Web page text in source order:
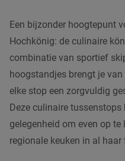
Een bijzonder hoogtepunt
Hochkönig: de culinaire
combinatie van sportief
hoogstandjes brengt je
elke stop een zorgvuldig
Deze culinaire
gelegenheid om even op
regionale keuken in al